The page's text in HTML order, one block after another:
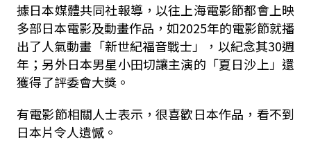
據日本媒體共同社報導，以往上海電影節都會上映
多部日本電影及動畫作品，如2025年的電影節就播
出了人氣動畫「新世紀福音戰士」，以紀念其30週
年；另外日本男星小田切讓主演的「夏日沙上」還
獲得了評委會大獎。
有電影節相關人士表示，很喜歡日本作品，看不到
日本片令人遺憾。